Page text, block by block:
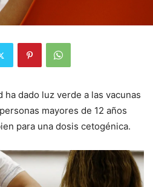
ha dado luz verde a las vacunas
mayores de 12 años
para una dosis cetogénica.